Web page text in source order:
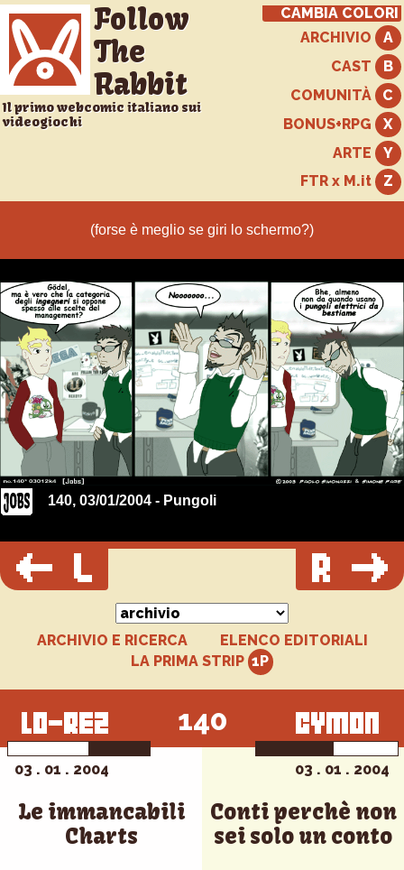
Follow
The
Rabbit
Il primo webcomic italiano sui
videogiochi
CAMBIA COLORI
ARCHIVIO
CAST
COMUNITÀ
BONUS+RPG
ARTE
FTR x M.it
140, 03/01/2004 - Pungoli
ARCHIVIO E RICERCA
ELENCO EDITORIALI
LA PRIMA STRIP
140
03 . 01 . 2004
Le immancabili
Charts
03 . 01 . 2004
Conti perchè non
sei solo un conto